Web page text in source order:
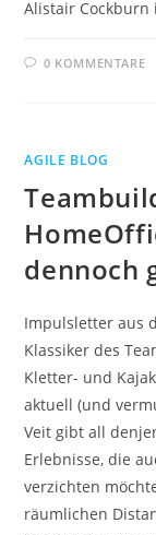
Alistair Cockburn
0 KOMMENTARE
AGILE BLOG
dennoch
Impulsletter aus
Klassiker des
Kletter- und
aktuell (und
Veit gibt all
Erlebnisse, die
verzichten
räumlichen